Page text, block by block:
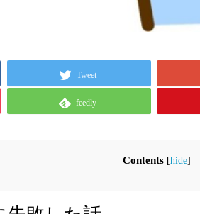
Tweet
feedly
Contents [hide]